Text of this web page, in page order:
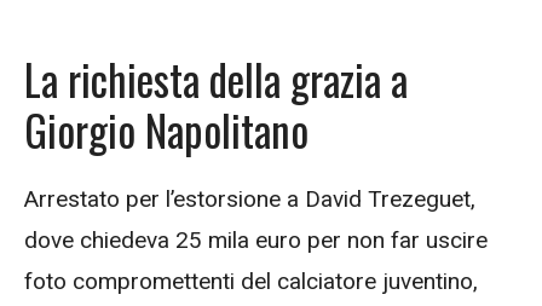
La richiesta della grazia a
Giorgio Napolitano
Arrestato per l’estorsione a David Trezeguet,
dove chiedeva 25 mila euro per non far uscire
foto compromettenti del calciatore juventino,